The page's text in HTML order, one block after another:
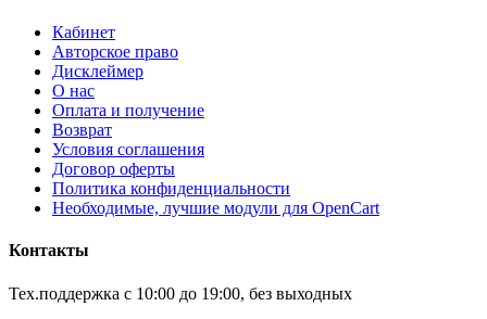
Кабинет
Авторское право
Дисклеймер
О нас
Оплата и получение
Возврат
Условия соглашения
Договор оферты
Политика конфиденциальности
Необходимые, лучшие модули для OpenCart
Контакты
Тех.поддержка с 10:00 до 19:00, без выходных